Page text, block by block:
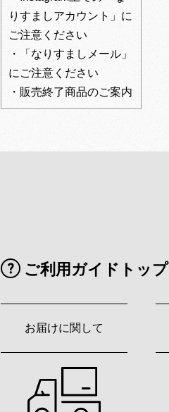
りすましアカウント」に
ご注意ください
・「なりすましメール」
にご注意ください
・販売終了商品のご案内
ご利用ガイドトップ
お届けに関して